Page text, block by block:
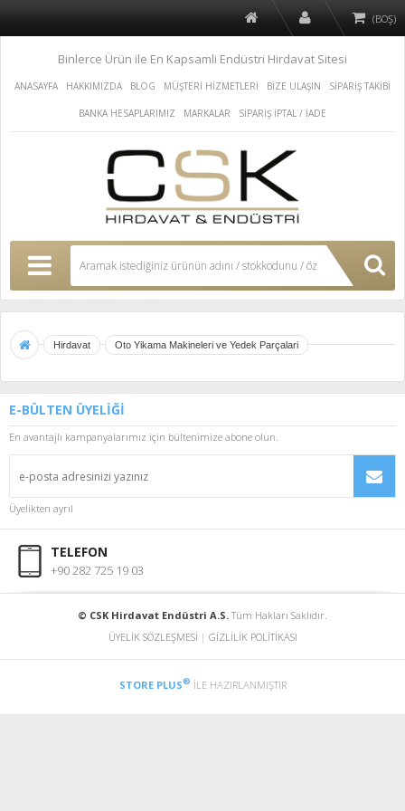
(BOŞ)
Binlerce Ürün ile En Kapsamli Endüstri Hirdavat Sitesi
ANASAYFA HAKKIMIZDA BLOG MÜŞTERİ HİZMETLERİ BİZE ULAŞIN SİPARİŞ TAKİBİ
BANKA HESAPLARIMIZ MARKALAR SİPARİŞ İPTAL / İADE
Hirdavat Oto Yikama Makineleri ve Yedek Parçalari
E-BÜLTEN ÜYELİĞİ
En avantajlı kampanyalarımız için bültenimize abone olun.
Üyelikten ayrıl
TELEFON
+90 282 725 19 03
© CSK Hirdavat Endüstri A.S.Tüm Hakları Saklıdır.
ÜYELİK SÖZLEŞMESİ | GİZLİLİK POLİTİKASI
STORE PLUS® İLE HAZIRLANMIŞTIR